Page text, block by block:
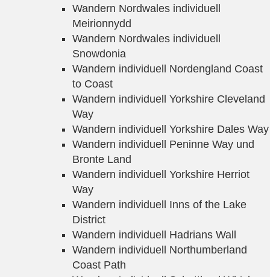
Wandern Nordwales individuell
Meirionnydd
Wandern Nordwales individuell
Snowdonia
Wandern individuell Nordengland Coast
to Coast
Wandern individuell Yorkshire Cleveland
Way
Wandern individuell Yorkshire Dales Way
Wandern individuell Peninne Way und
Bronte Land
Wandern individuell Yorkshire Herriot
Way
Wandern individuell Inns of the Lake
District
Wandern individuell Hadrians Wall
Wandern individuell Northumberland
Coast Path